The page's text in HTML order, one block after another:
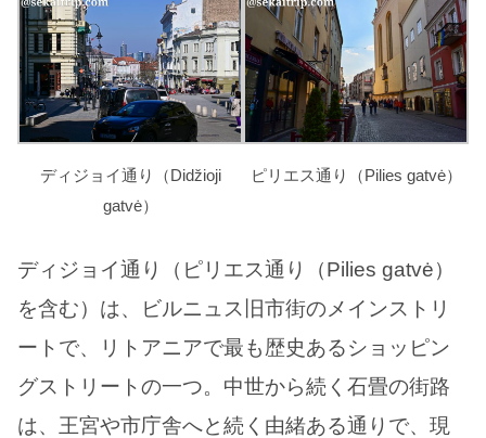
ディジョイ通り（Didžioji
gatvė）
ピリエス通り（Pilies gatvė）
ディジョイ通り（ピリエス通り（Pilies gatvė）
を含む）は、ビルニュス旧市街のメインストリ
ートで、リトアニアで最も歴史あるショッピン
グストリートの一つ。中世から続く石畳の街路
は、王宮や市庁舎へと続く由緒ある通りで、現